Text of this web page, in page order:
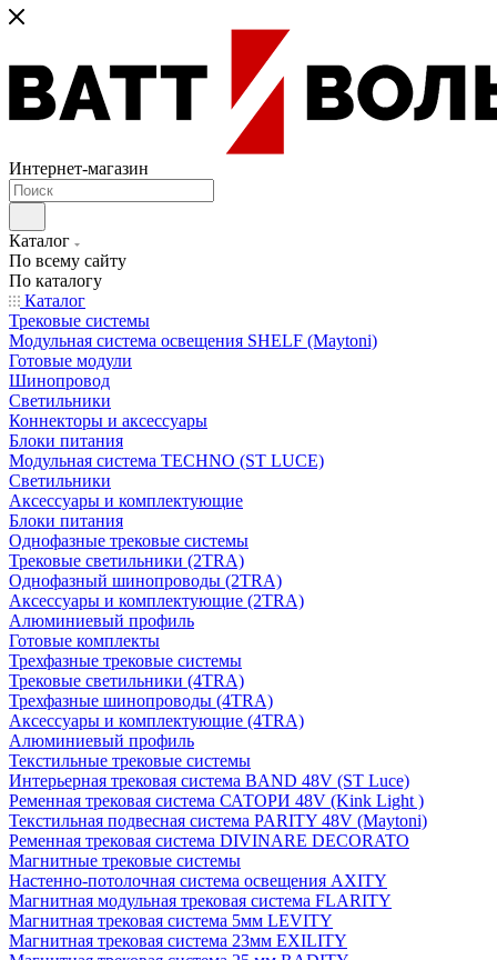
Интернет-магазин
Каталог
По всему сайту
По каталогу
Каталог
Трековые системы
Модульная система освещения SHELF (Maytoni)
Готовые модули
Шинопровод
Светильники
Коннекторы и аксессуары
Блоки питания
Модульная система TECHNO (ST LUCE)
Светильники
Аксессуары и комплектующие
Блоки питания
Однофазные трековые системы
Трековые светильники (2TRA)
Однофазный шинопроводы (2TRA)
Аксессуары и комплектующие (2TRA)
Алюминиевый профиль
Готовые комплекты
Трехфазные трековые системы
Трековые светильники (4TRA)
Трехфазные шинопроводы (4TRA)
Аксессуары и комплектующие (4TRA)
Алюминиевый профиль
Текстильные трековые системы
Интерьерная трековая система BAND 48V (ST Luce)
Ременная трековая система САТОРИ 48V (Kink Light )
Текстильная подвесная система PARITY 48V (Maytoni)
Ременная трековая система DIVINARE DECORATO
Магнитные трековые системы
Настенно-потолочная система освещения AXITY
Магнитная модульная трековая система FLARITY
Магнитная трековая система 5мм LEVITY
Магнитная трековая система 23мм EXILITY